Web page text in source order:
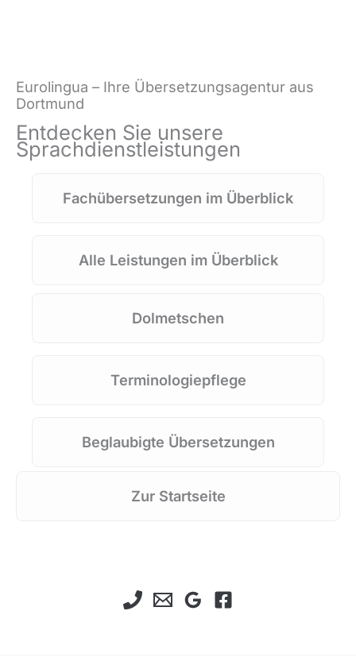
Eurolingua – Ihre Übersetzungsagentur aus
Dortmund
Entdecken Sie unsere
Sprachdienstleistungen
Unsere
Überblick
Fachübersetzungen im Überblick
Alle Leistungen im Überblick
Dolmetschen
Terminologiepflege
BeglaubigteBeglaubigte Übersetzungen
Zur Startseite